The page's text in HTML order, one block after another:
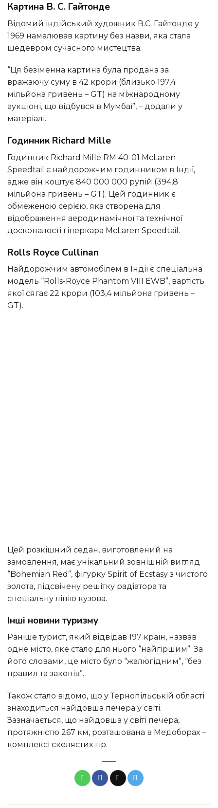
Картина В. С. Гайтонде
Відомий індійський художник В.С. Гайтонде у
1969 намалював картину без назви, яка стала
шедевром сучасного мистецтва.
“Ця безіменна картина була продана за
вражаючу суму в 42 крори (близько 197,4
мільйона гривень – GT) на міжнародному
аукціоні, що відбувся в Мумбаї”, – додали у
матеріалі.
Годинник Richard Mille
Годинник Richard Mille RM 40-01 McLaren
Speedtail є найдорожчим годинником в Індії,
адже він коштує 840 000 000 рупій (394,8
мільйона гривень – GT). Цей годинник є
обмеженою серією, яка створена для
відображення аеродинамічної та технічної
досконалості гіперкара McLaren Speedtail.
Rolls Royce Cullinan
Найдорожчим автомобілем в Індії є спеціальна
модель “Rolls-Royce Phantom VIII EWB”, вартість
якої сягає 22 крори (103,4 мільйона гривень –
GT).
Цей розкішний седан, виготовлений на
замовлення, має унікальний зовнішній вигляд
“Bohemian Red”, фігурку Spirit of Ecstasy з чистого
золота, підсвічену решітку радіатора та
спеціальну лінію кузова.
Інші новини туризму
Раніше турист, який відвідав 197 країн, назвав
одне місто, яке стало для нього “найгіршим”. За
його словами, це місто було “жалюгідним”, “без
правил та законів”.
Також стало відомо, що у Тернопільській області
знаходиться найдовша печера у світі.
Зазначається, що найдовша у світі печера,
протяжністю 267 км, розташована в Медоборах –
комплексі скелястих гір.